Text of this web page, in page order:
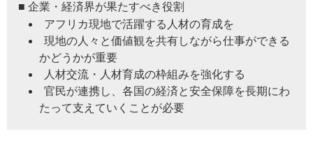
■ 企業・経済界が果たすべき役割
アフリカ現地で活躍する人材の育成を
現地の人々と価値観を共有しながら仕事ができる
かどうかが重要
人材交流・人材育成の枠組みを強化する
官民が連携し、各国の経済と安全保障を長期にわ
たって支えていくことが必要